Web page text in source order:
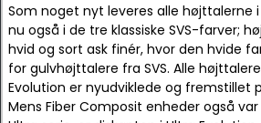
Som noget nyt leveres alle højttalerne i
nu også i de tre klassiske SVS-farver;
hvid og sort ask finér, hvor den hvide
for gulvhøjttalere fra SVS. Alle
Evolution er nyudviklede og fremstillet
Mens Fiber Composit enheder også